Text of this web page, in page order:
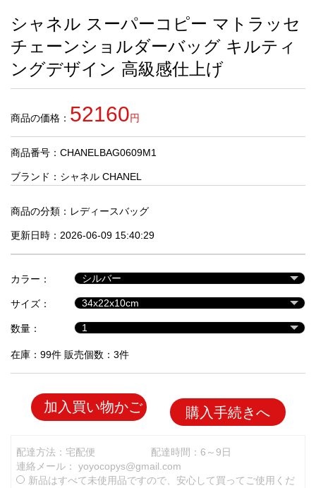
お
す
す
め
商
人
気
商
セ
ル
品
シャネル スーパーコピー マトラッセ
チェーンショルダーバッグ キルティ
ングデザイン 高級感仕上げ
商品の価格： 52160円
商品番号：CHANELBAG0609M1
ブランド： シャネル CHANEL
商品の分類： レディースバッグ
更新日時：2026-06-09 15:40:29
カラー：
サイズ：
数量：
在庫：99件 販売個数：3件
加入買い物かご 購入手続きへ
配達方法：宅配便
配達時間：6～9日
連絡メール： yoyocopys@gmail.com
新品はすべて未使用品ですので、安心して買ってご使用くだ